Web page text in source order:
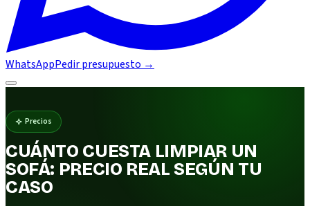
WhatsAppPedir presupuesto →
Precios
CUÁNTO CUESTA LIMPIAR UN
SOFÁ: PRECIO REAL SEGÚN TU
CASO